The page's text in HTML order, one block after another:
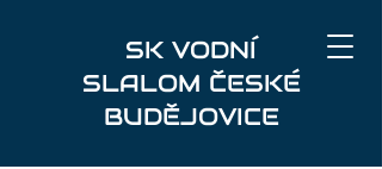
SK VODNÍ
SLALOM ČESKÉ
BUDĚJOVICE